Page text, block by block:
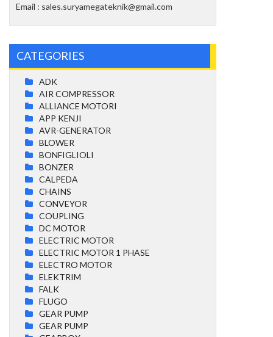
Email : sales.suryamegateknik@gmail.com
CATEGORIES
ADK
AIR COMPRESSOR
ALLIANCE MOTORI
APP KENJI
AVR-GENERATOR
BLOWER
BONFIGLIOLI
BONZER
CALPEDA
CHAINS
CONVEYOR
COUPLING
DC MOTOR
ELECTRIC MOTOR
ELECTRIC MOTOR 1 PHASE
ELECTRO MOTOR
ELEKTRIM
FALK
FLUGO
GEAR PUMP
GEAR PUMP